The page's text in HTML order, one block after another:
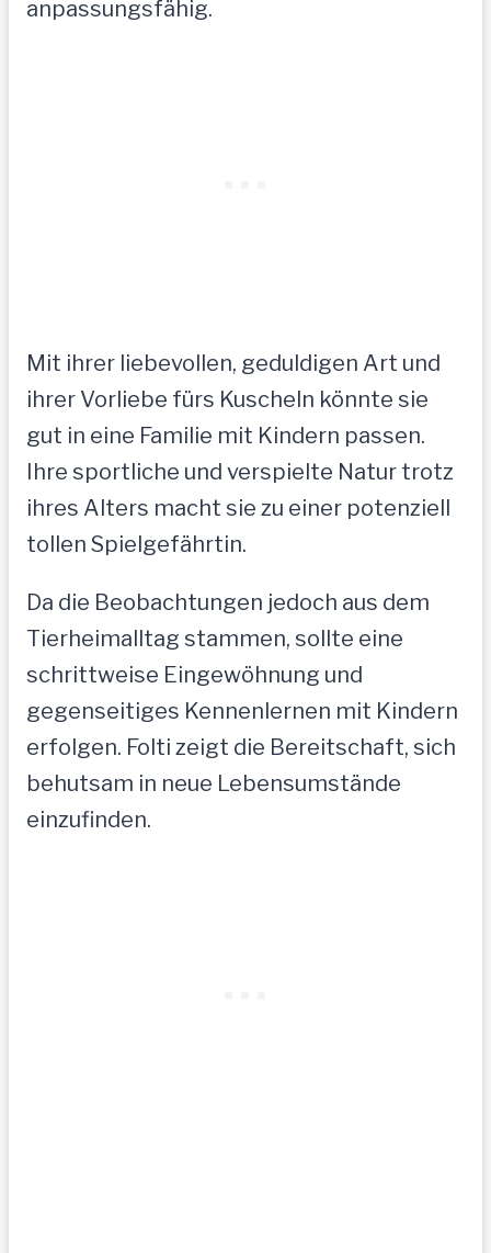
anpassungsfähig.
Mit ihrer liebevollen, geduldigen Art und
ihrer Vorliebe fürs Kuscheln könnte sie
gut in eine Familie mit Kindern passen.
Ihre sportliche und verspielte Natur trotz
ihres Alters macht sie zu einer potenziell
tollen Spielgefährtin.
Da die Beobachtungen jedoch aus dem
Tierheimalltag stammen, sollte eine
schrittweise Eingewöhnung und
gegenseitiges Kennenlernen mit Kindern
erfolgen. Folti zeigt die Bereitschaft, sich
behutsam in neue Lebensumstände
einzufinden.